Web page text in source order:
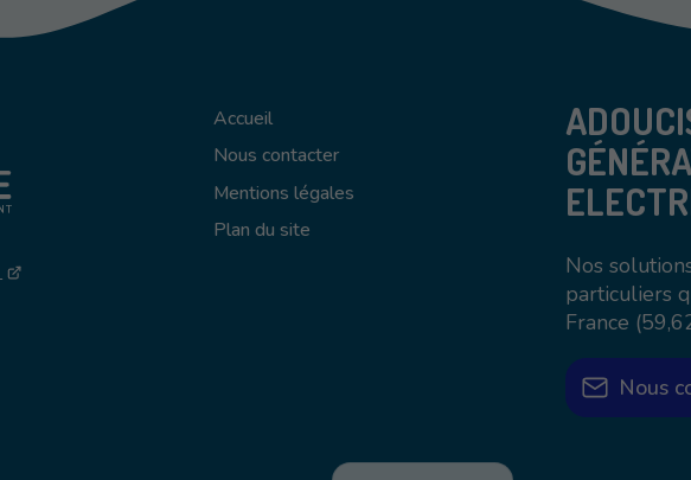
Accueil
Nous contacter
Mentions légales
Plan du site
Nos
particuliers
France
Nous